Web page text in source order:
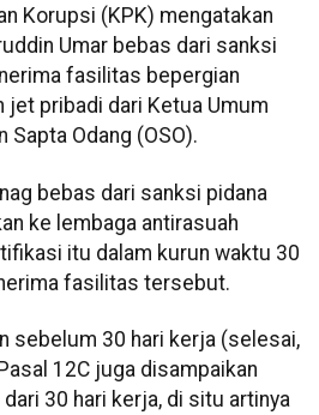
Korupsi (KPK) mengatakan
Umar bebas dari sanksi
fasilitas bepergian
jet pribadi dari Ketua Umum
Sapta Odang (OSO).
bebas dari sanksi pidana
ke lembaga antirasuah
itu dalam kurun waktu 30
fasilitas tersebut.
sebelum 30 hari kerja (selesai,
12C juga disampaikan
30 hari kerja, di situ artinya